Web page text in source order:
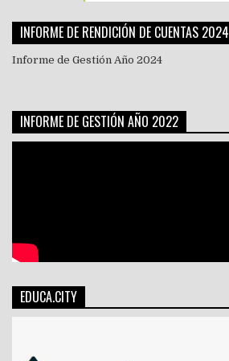
INFORME DE RENDICIÓN DE CUENTAS 2024
Informe de Gestión Año 2024
INFORME DE GESTIÓN AÑO 2022
EDUCA.CITY